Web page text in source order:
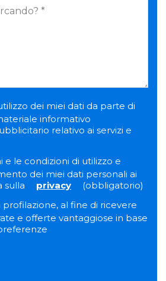
dei miei dati da parte di
informativo
relativo ai servizi e
le condizioni di utilizzo e
dei miei dati personali ai
sulla
privacy
(obbligatorio)
al fine di ricevere
e offerte vantaggiose in base